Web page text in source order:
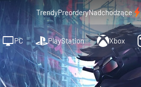
TrendyPreorderyNadchodzące
PC PlayStation Xbox